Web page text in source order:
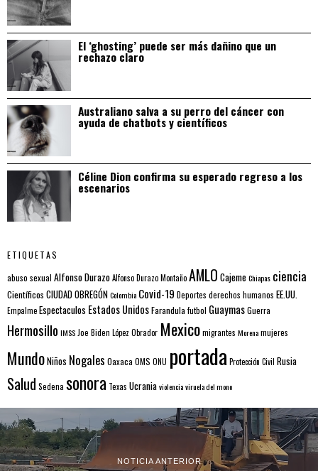
El ‘ghosting’ puede ser más dañino que un
rechazo claro
Australiano salva a su perro del cáncer con
ayuda de chatbots y científicos
Céline Dion confirma su esperado regreso a los
escenarios
ETIQUETAS
abuso sexual Alfonso DurazoAlfonso Durazo MontañoAMLO CajemeChiapas ciencia
Científicos CIUDAD OBREGÓNColombia Covid-19 Deportes derechos humanos EE.UU.
EmpalmeEspectaculos Estados UnidosFarandula futbol GuaymasGuerra
Hermosillo IMSS Joe Biden López Obrador Mexicomigrantes Morenamujeres
MundoNiños Nogales Oaxaca OMS ONU portada Protección Civil Rusia
Salud Sedena sonora Texas Ucraniaviolenciaviruela del mono
NOTICIA ANTERIOR